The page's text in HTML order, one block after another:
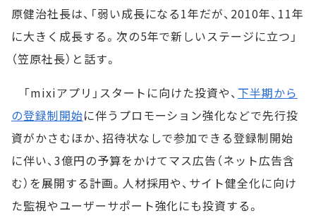
原健治社長は、「弱い成長になる1年だが、2010年、11年
に大きく成長する。次の5年で新しいステージに立つ」
（笠原社長）と話す。
「mixiアプリ」スタートに向けた投資や、下半期から
の登録制開始に伴うプロモーション強化などで先行投
資がかさむほか、招待状なしで参加できる登録制開始
に伴い、3億円の予算をかけてマス広告（ネット広告含
む）を展開する計画。人材採用や、サイト健全化に向け
た監視やユーザーサポート強化にも投資する。